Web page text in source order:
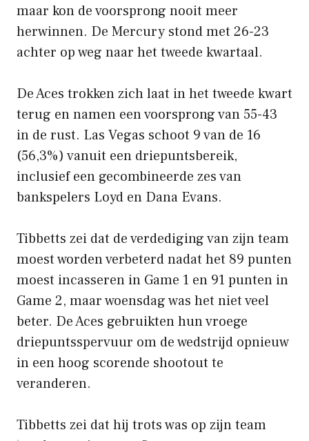
maar kon de voorsprong nooit meer
herwinnen. De Mercury stond met 26-23
achter op weg naar het tweede kwartaal.
De Aces trokken zich laat in het tweede kwart
terug en namen een voorsprong van 55-43
in de rust. Las Vegas schoot 9 van de 16
(56,3%) vanuit een driepuntsbereik,
inclusief een gecombineerde zes van
bankspelers Loyd en Dana Evans.
Tibbetts zei dat de verdediging van zijn team
moest worden verbeterd nadat het 89 punten
moest incasseren in Game 1 en 91 punten in
Game 2, maar woensdag was het niet veel
beter. De Aces gebruikten hun vroege
driepuntsspervuur ​​om de wedstrijd opnieuw
in een hoog scorende shootout te
veranderen.
Tibbetts zei dat hij trots was op zijn team